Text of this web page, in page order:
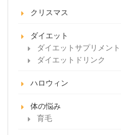
クリスマス
ダイエット
ダイエットサプリメント
ダイエットドリンク
ハロウィン
体の悩み
育毛